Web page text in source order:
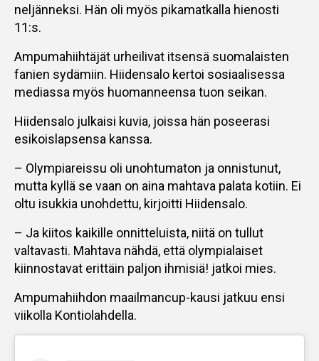
neljänneksi. Hän oli myös pikamatkalla hienosti
11:s.
Ampumahiihtäjät urheilivat itsensä suomalaisten
fanien sydämiin. Hiidensalo kertoi sosiaalisessa
mediassa myös huomanneensa tuon seikan.
Hiidensalo julkaisi kuvia, joissa hän poseerasi
esikoislapsensa kanssa.
– Olympiareissu oli unohtumaton ja onnistunut,
mutta kyllä se vaan on aina mahtava palata kotiin. Ei
oltu isukkia unohdettu, kirjoitti Hiidensalo.
– Ja kiitos kaikille onnitteluista, niitä on tullut
valtavasti. Mahtava nähdä, että olympialaiset
kiinnostavat erittäin paljon ihmisiä! jatkoi mies.
Ampumahiihdon maailmancup-kausi jatkuu ensi
viikolla Kontiolahdella.